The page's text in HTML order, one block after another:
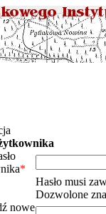
*
Hasło musi
Dozwolone
nowe